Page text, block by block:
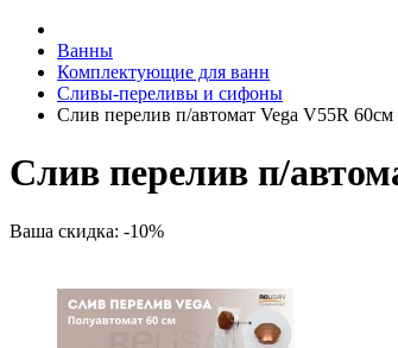
Ванны
Комплектующие для ванн
Сливы-переливы и сифоны
Слив перелив п/автомат Vega V55R 60см
Слив перелив п/
Ваша скидка: -10%